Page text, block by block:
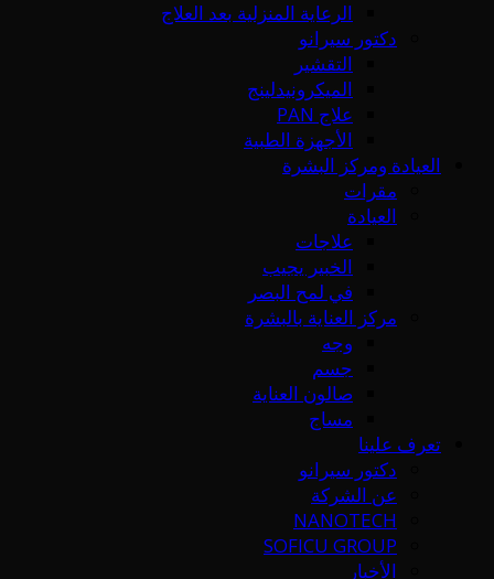
الرعاية المنزلية بعد العلاج
دكتور سيرانو
التقشير
الميكرونيدلينج
علاج PAN
الأجهزة الطبية
العيادة ومركز البشرة
مقرات
العيادة
علاجات
الخبير يجيب
في لمح البصر
مركز العناية بالبشرة
وجه
جسم
صالون العناية
مساج
تعرف علينا
دكتور سيرانو
عن الشركة
NANOTECH
SOFICU GROUP
الأخبار